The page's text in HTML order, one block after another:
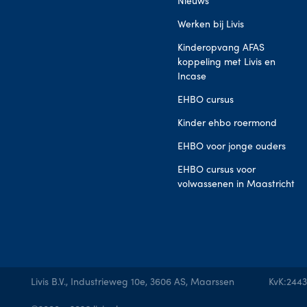
Werken bij Livis
Kinderopvang AFAS
koppeling met Livis en
Incase
EHBO cursus
Kinder ehbo roermond
EHBO voor jonge ouders
EHBO cursus voor
volwassenen in Maastricht
Livis B.V., Industrieweg 10e, 3606 AS, Maarssen